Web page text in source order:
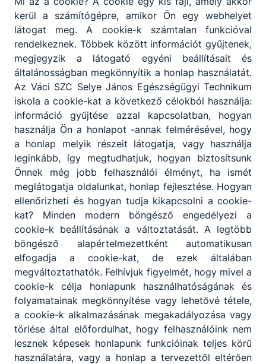
kerül a számítógépre, amikor Ön egy webhelyet
látogat meg. A cookie-k számtalan funkcióval
rendelkeznek. Többek között információt gyűjtenek,
megjegyzik a látogató egyéni beállításait és
általánosságban megkönnyítik a honlap használatát.
Az Váci SZC Selye János Egészségügyi Technikum
iskola a cookie-kat a következő célokból használja:
információ gyűjtése azzal kapcsolatban, hogyan
használja Ön a honlapot -annak felmérésével, hogy
a honlap melyik részeit látogatja, vagy használja
leginkább, így megtudhatjuk, hogyan biztosítsunk
Önnek még jobb felhasználói élményt, ha ismét
meglátogatja oldalunkat, honlap fejlesztése. Hogyan
ellenőrizheti és hogyan tudja kikapcsolni a cookie-
kat? Minden modern böngésző engedélyezi a
cookie-k beállításának a változtatását. A legtöbb
böngésző alapértelmezettként automatikusan
elfogadja a cookie-kat, de ezek általában
megváltoztathatók. Felhívjuk figyelmét, hogy mivel a
cookie-k célja honlapunk használhatóságának és
folyamatainak megkönnyítése vagy lehetővé tétele,
a cookie-k alkalmazásának megakadályozása vagy
törlése által előfordulhat, hogy felhasználóink nem
lesznek képesek honlapunk funkcióinak teljes körű
használatára, vagy a honlap a tervezettől eltérően